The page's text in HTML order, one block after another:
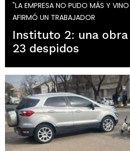
"LA EMPRESA NO PUDO MÁS Y
AFIRMÓ UN TRABAJADOR
Instituto 2: una
23 despidos